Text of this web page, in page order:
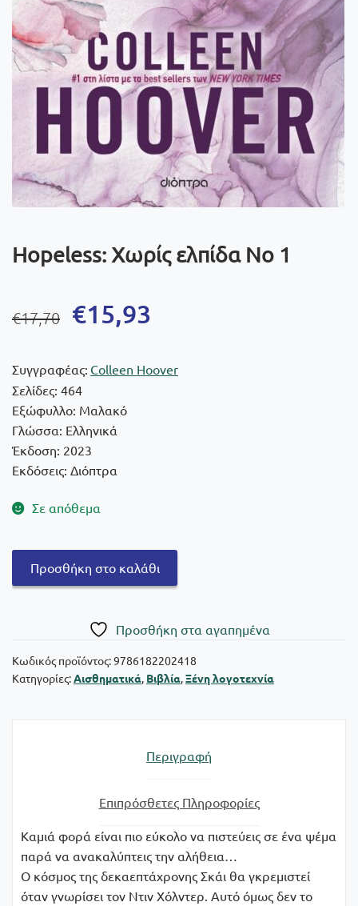
Hopeless: Χωρίς ελπίδα No 1
€17,70
Original
price
was:
€17,70.
€15,93
τρέχουσα
τιμή
είναι:
€15,93.
Συγγραφέας: Colleen Hoover
Σελίδες: 464
Εξώφυλλο: Μαλακό
Γλώσσα: Ελληνικά
Έκδοση: 2023
Εκδόσεις: Διόπτρα
Σε απόθεμα
Χωρίς
ποσότητα
Προσθήκη στο καλάθι
Πρoσθήκη στα αγαπημένα
Κωδικός προϊόντος:9786182202418
Κατηγορίες: Αισθηματικά Βιβλία Ξένη λογοτεχνία
Περιγραφή
Επιπρόσθετες Πληροφορίες
Καμιά φορά είναι πιο εύκολο να πιστεύεις σε ένα ψέμα
παρά να ανακαλύπτεις την αλήθεια…
Ο κόσμος της δεκαεπτάχρονης Σκάι θα γκρεμιστεί
όταν γνωρίσει τον Ντιν Χόλντερ. Αυτό όμως δεν το